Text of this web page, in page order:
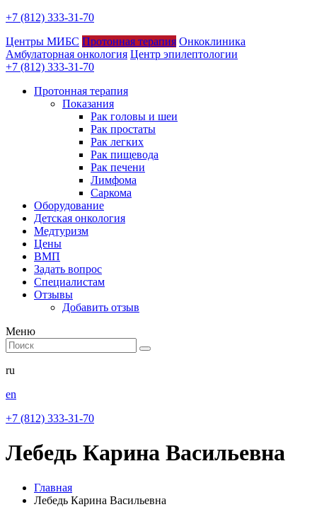
+7 (812) 333-31-70
Центры МИБС Протонная терапия Онкоклиника
Амбулаторная онкология Центр эпилептологии
+7 (812) 333-31-70
Протонная терапия
Показания
Рак головы и шеи
Рак простаты
Рак легких
Рак пищевода
Рак печени
Лимфома
Саркома
Оборудование
Детская онкология
Медтуризм
Цены
ВМП
Задать вопрос
Специалистам
Отзывы
Добавить отзыв
Меню
ru
en
+7 (812) 333-31-70
Лебедь Карина Васильевна
Главная
Лебедь Карина Васильевна